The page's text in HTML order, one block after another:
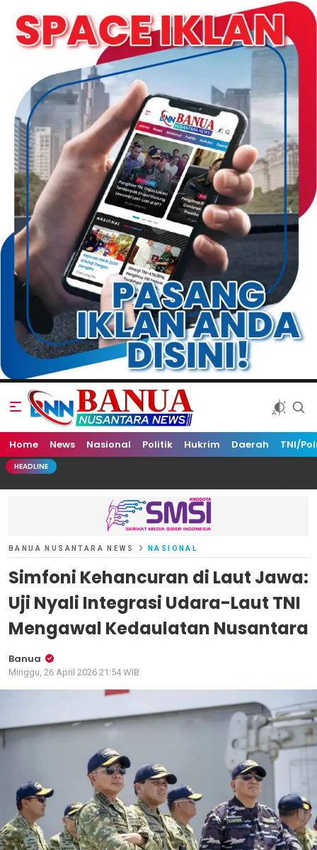
Banua Nusantara News
Home News Nasional Politik Hukrim Daerah TNI/
HEADLINE
BANUA NUSANTARA NEWS NASIONAL
Simfoni Kehancuran di Laut Jawa:
Uji Nyali Integrasi Udara-Laut TNI
Mengawal Kedaulatan Nusantara
Banua
Minggu, 26 April 2026 21:54 WIB